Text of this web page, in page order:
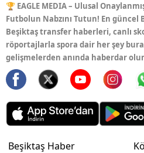
🏆 EAGLE MEDIA – Ulusal
Futbolun Nabzını Tutun! En güncel
Beşiktaş transfer haberleri, canlı
röportajlarla spora dair her şey
gelişmelerden anında haberdar
Beşiktaş Haber